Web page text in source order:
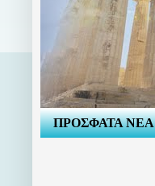
ΠΡΟΣΦΑΤΑ ΝΕΑ